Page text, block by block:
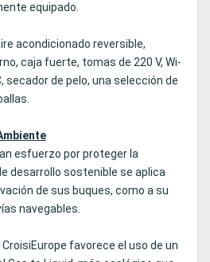
equipado.
acondicionado reversible,
caja fuerte, tomas de 220 V, Wi-
secador de pelo, una selección de
esfuerzo por proteger la
desarrollo sostenible se aplica
de sus buques, como a su
navegables.
favorece el uso de un